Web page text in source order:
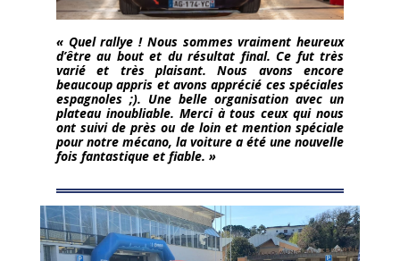
« Quel rallye ! Nous sommes vraiment heureux
d’être au bout et du résultat final. Ce fut très
varié et très plaisant. Nous avons encore
beaucoup appris et avons apprécié ces spéciales
espagnoles ;). Une belle organisation avec un
plateau inoubliable. Merci à tous ceux qui nous
ont suivi de près ou de loin et mention spéciale
pour notre mécano, la voiture a été une nouvelle
fois fantastique et fiable. »